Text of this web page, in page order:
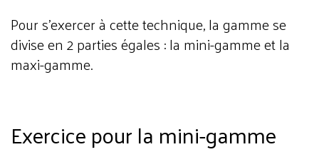
Pour s’exercer à cette technique, la gamme se
divise en 2 parties égales : la mini-gamme et la
maxi-gamme.
Exercice pour la mini-gamme